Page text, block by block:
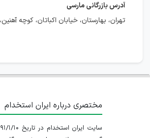
آدرس بازرگانی مارسی
تهران، بهارستان، خیابان اکباتان، کوچه
مختصری درباره ایران استخدام